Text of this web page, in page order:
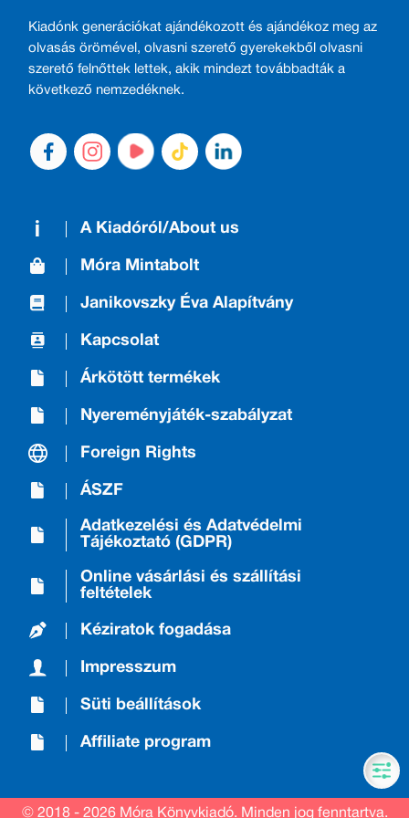
Kiadónk generációkat ajándékozott és ajándékoz meg az
olvasás örömével, olvasni szerető gyerekekből olvasni
szerető felnőttek lettek, akik mindezt továbbadták a
következő nemzedéknek.
A Kiadóról/About us
Móra Mintabolt
Janikovszky Éva Alapítvány
Kapcsolat
Árkötött termékek
Nyereményjáték-szabályzat
Foreign Rights
ÁSZF
Adatkezelési és Adatvédelmi
Tájékoztató (GDPR)
Online vásárlási és szállítási
feltételek
Kéziratok fogadása
Impresszum
Süti beállítások
Affiliate program
© 2018 - 2026 Móra Könyvkiadó. Minden jog fenntartva.